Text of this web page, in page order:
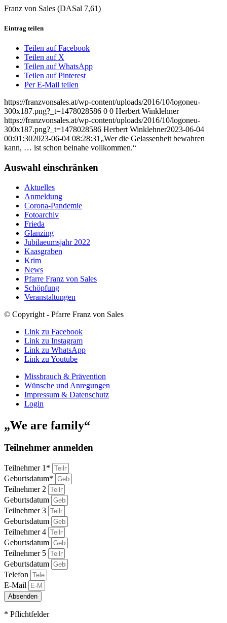
Franz von Sales (DASal 7,61)
Eintrag teilen
Teilen auf Facebook
Teilen auf X
Teilen auf WhatsApp
Teilen auf Pinterest
Per E-Mail teilen
https://franzvonsales.at/wp-content/uploads/2016/10/logoneu-
300x187.png?_t=1478028586 0 0 Herbert Winklehner
https://franzvonsales.at/wp-content/uploads/2016/10/logoneu-
300x187.png?_t=1478028586 Herbert Winklehner2023-06-04
00:01:302023-06-04 08:28:31 „Wer die Gelassenheit bewahren
kann, … ist schon beinahe vollkommen.“
Auswahl einschränken
Aktuelles
Anmeldung
Corona-Pandemie
Fotoarchiv
Frieda
Glanzing
Jubilaeumsjahr 2022
Kaasgraben
Krim
News
Pfarre Franz von Sales
Schöpfung
Veranstaltungen
© Copyright - Pfarre Franz von Sales
Link zu Facebook
Link zu Instagram
Link zu WhatsApp
Link zu Youtube
Missbrauch & Prävention
Wünsche und Anregungen
Impressum & Datenschutz
Login
„We are family“
Teilnehmer anmelden
Teilnehmer 1*
Geburtsdatum*
Teilnehmer 2
Geburtsdatum
Teilnehmer 3
Geburtsdatum
Teilnehmer 4
Geburtsdatum
Teilnehmer 5
Geburtsdatum
Telefon
E-Mail
Absenden
* Pflichtfelder